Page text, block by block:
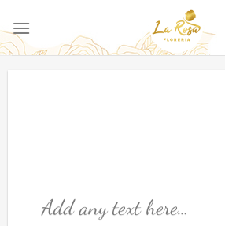
al
contenido
Add any text here…